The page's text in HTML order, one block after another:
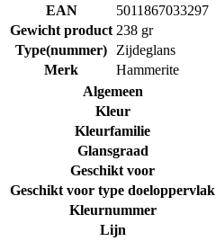
EAN
5011867033297
Gewicht product 238 gr
Type(nummer)
Zijdeglans
Merk
Hammerite
Algemeen
Kleur
Kleurfamilie
Glansgraad
Geschikt voor
Geschikt voor type doeloppervlak
Kleurnummer
Lijn